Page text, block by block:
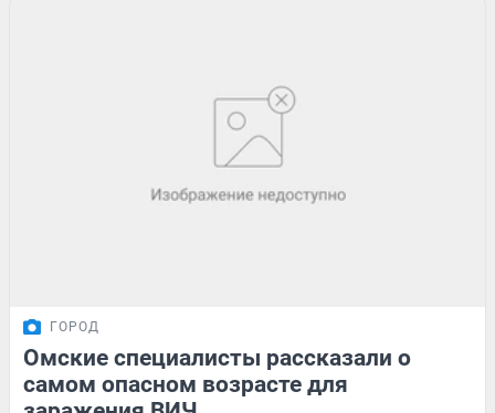
ГОРОД
Омские специалисты рассказали о
самом опасном возрасте для